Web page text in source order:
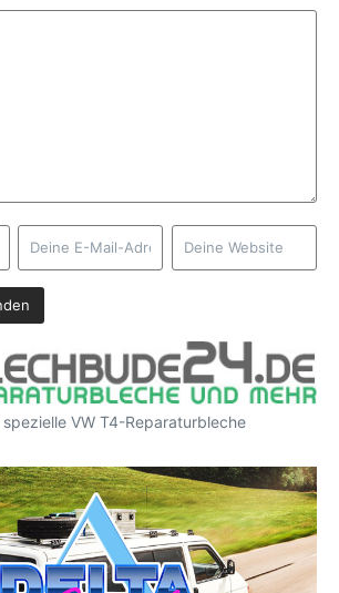
VW T4-Reparaturbleche